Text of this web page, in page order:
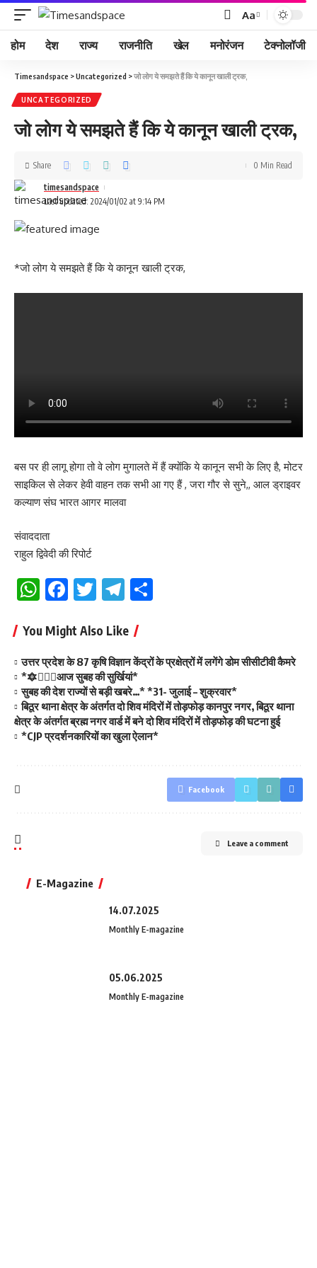
Aa
होम देश राज्य राजनीति खेल मनोरंजन टेक्नोलॉजी
Timesandspace >Uncategorized >जो लोग ये समझते हैं कि ये कानून खाली ट्रक,
UNCATEGORIZED
जो लोग ये समझते हैं कि ये कानून खाली ट्रक,
Last updated: 2024/01/02 at 9:14 PM
timesandspace
Share 0 Min Read
*जो लोग ये समझते हैं कि ये कानून खाली ट्रक,
बस पर ही लागू होगा तो वे लोग मुगालते में हैं क्योंकि ये कानून सभी के लिए है, मोटर
साइकिल से लेकर हेवी वाहन तक सभी आ गए हैं , जरा गौर से सुने,, आल ड्राइवर
कल्याण संघ भारत आगर मालवा
संवाददाता
राहुल द्विवेदी की रिपोर्ट
WhatsApp
Facebook
TwitterTelegram
You Might Also Like
उत्तर प्रदेश के 87 कृषि विज्ञान केंद्रों के प्रक्षेत्रों में लगेंगे डोम सीसीटीवी कैमरे
*🔯💁🏻‍♂️आज सुबह की सुर्खियां*
सुबह की देश राज्यों से बड़ी खबरे…* *31- जुलाई – शुक्रवार*
बिठूर थाना क्षेत्र के अंतर्गत दो शिव मंदिरों में तोड़फोड़ कानपुर नगर, बिठूर थाना
क्षेत्र के अंतर्गत ब्रह्म नगर वार्ड में बने दो शिव मंदिरों में तोड़फोड़ की घटना हुई
*CJP प्रदर्शनकारियों का खुला ऐलान*
Facebook
Leave a comment
E-Magazine
14.07.2025
Monthly E-magazine
05.06.2025
Monthly E-magazine